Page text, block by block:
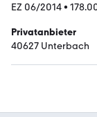
EZ 06/2014•
Privatanbieter
40627 Unterbach